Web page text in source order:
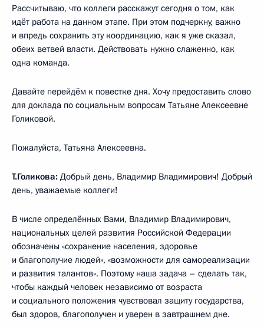
Рассчитываю, что коллеги расскажут сегодня о том, как
идёт работа на данном этапе. При этом подчеркну, важно
и впредь сохранить эту координацию, как я уже сказал,
обеих ветвей власти. Действовать нужно слаженно, как
одна команда.
Давайте перейдём к повестке дня. Хочу предоставить слово
для доклада по социальным вопросам Татьяне Алексеевне
Голиковой.
Пожалуйста, Татьяна Алексеевна.
Т.Голикова: Добрый день, Владимир Владимирович! Добрый
день, уважаемые коллеги!
В числе определённых Вами, Владимир Владимирович,
национальных целей развития Российской Федерации
обозначены «сохранение населения, здоровье
и благополучие людей», «возможности для самореализации
и развития талантов». Поэтому наша задача – сделать так,
чтобы каждый человек независимо от возраста
и социального положения чувствовал защиту государства,
был здоров, благополучен и уверен в завтрашнем дне.